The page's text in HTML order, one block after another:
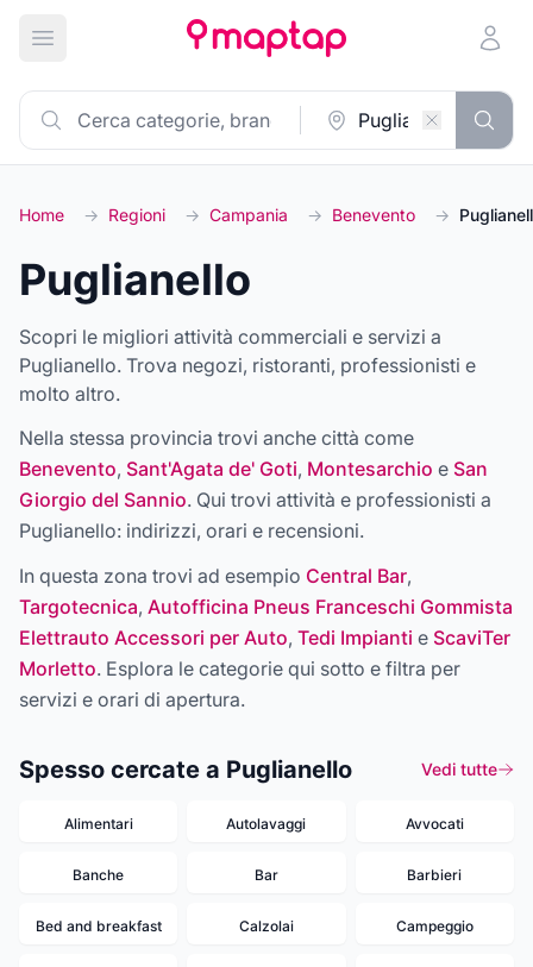
Apri menu principale
Home → Regioni → Campania → Benevento →
Puglianello
Scopri le migliori attività commerciali e servizi a
Puglianello. Trova negozi, ristoranti, professionisti e
molto altro.
Nella stessa provincia trovi anche città come
Benevento, Sant'Agata de' Goti, Montesarchio e San
Giorgio del Sannio. Qui trovi attività e professionisti a
Puglianello: indirizzi, orari e recensioni.
In questa zona trovi ad esempio Central Bar,
Targotecnica, Autofficina Pneus Franceschi Gommista
Elettrauto Accessori per Auto, Tedi Impianti e ScaviTer
Morletto. Esplora le categorie qui sotto e filtra per
servizi e orari di apertura.
Spesso cercate a Puglianello Vedi tutte
Alimentari Autolavaggi Avvocati
Banche Bar Barbieri
Bed and breakfast Calzolai Campeggio